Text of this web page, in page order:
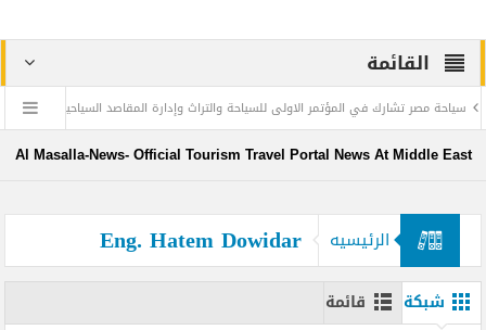
القائمة
تشارك في المؤتمر الاولى للسياحة والتراث وإدارة المقاصد السياحية
مجلس
Al Masalla-News- Official Tourism Travel Portal News At Middle East
الرئيسيه Eng. Hatem Dowidar
شبكة قائمة